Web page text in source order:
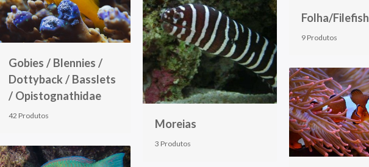
Folha/Filefish
9 Produtos
Gobies / Blennies /
Dottyback / Basslets
/ Opistognathidae
42 Produtos
Moreias
3 Produtos